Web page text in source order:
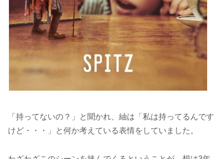
「持ってないの？」と聞かれ、紬は「私は持ってるんです
けど・・・」と何か考えている表情をしていました。